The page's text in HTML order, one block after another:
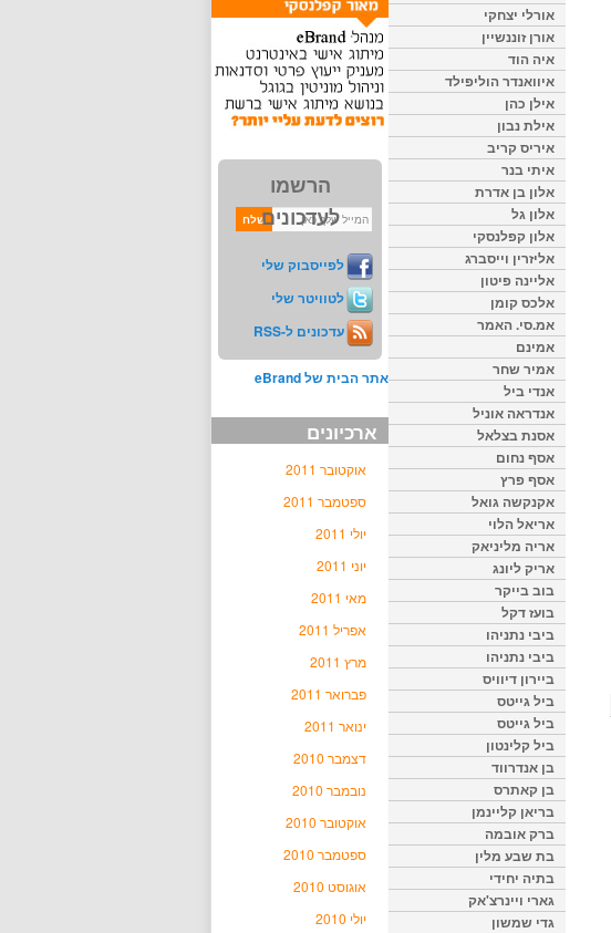
הרשמו
לעדכונים
לפייסבוק שלי
לטוויטר שלי
עדכונים ל-RSS
אתר הבית של eBrand
ארכיונים
אוקטובר 2011
ספטמבר 2011
יולי 2011
יוני 2011
מאי 2011
אפריל 2011
מרץ 2011
פברואר 2011
ינואר 2011
דצמבר 2010
נובמבר 2010
אוקטובר 2010
ספטמבר 2010
אוגוסט 2010
יולי 2010
אורלי יצחקי
אורן זוננשיין
איה הוד
איוואנדר הוליפילד
אילן כהן
אילת נבון
איריס קריב
איתי בנר
אלון בן אדרת
אלון גל
אלון קפלנסקי
אליזרין וייסברג
אליינה פיטון
אלכס קומן
אמ.סי. האמר
אמינם
אמיר שחר
אנדי ביל
אנדראה אוניל
אסנת בצלאל
אסף נחום
אסף פרץ
אקנקשה גואל
אריאל הלוי
אריה מליניאק
אריק ליונג
בוב בייקר
בועז דקל
ביבי נתניהו
ביבי נתניהו
ביירון דיוויס
ביל גייטס
ביל גייטס
ביל קלינטון
בן אנדרווד
בן קאתרס
בריאן קליינמן
ברק אובמה
בת שבע מלין
בתיה יחידי
גארי ויינרצ'אק
גדי שמשון